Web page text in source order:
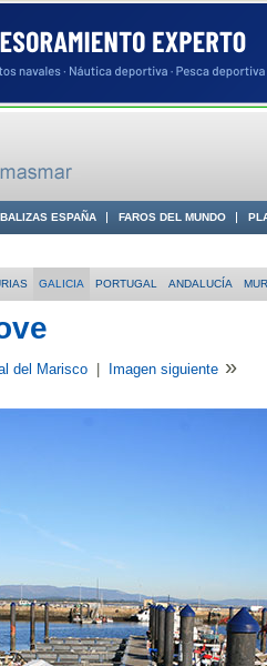
ESPAÑA FAROS DEL MUNDO
GALICIA PORTUGAL ANDALUCÍA
del Marisco | Imagen siguiente »